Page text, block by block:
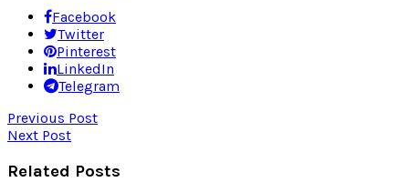
Facebook
Twitter
Pinterest
LinkedIn
Telegram
Previous Post
Next Post
Related Posts